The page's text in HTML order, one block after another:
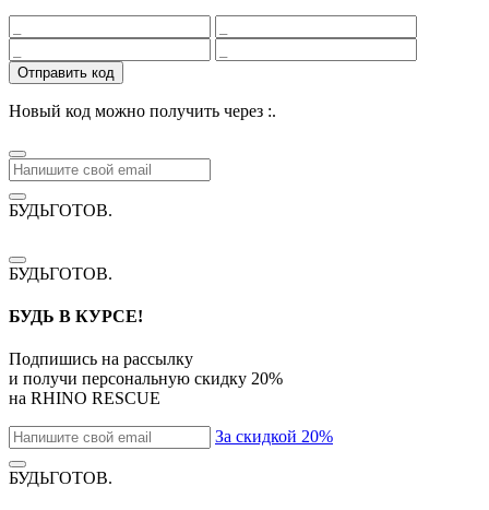
Отправить код
Новый код можно получить через :.
БУДЬГОТОВ.
БУДЬГОТОВ.
БУДЬ В КУРСЕ!
Подпишись на рассылку
и получи персональную скидку 20%
на RHINO RESCUE
За скидкой 20%
БУДЬГОТОВ.